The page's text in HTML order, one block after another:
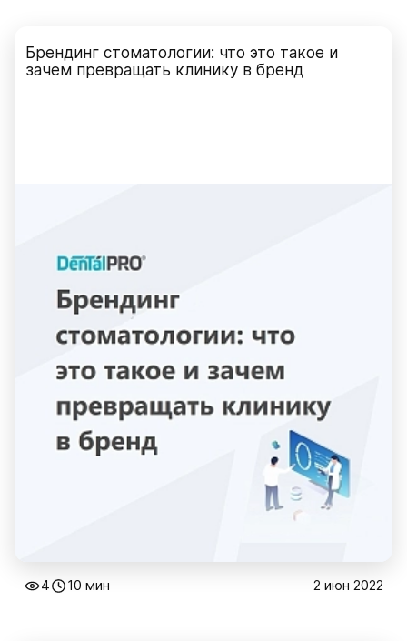
Брендинг стоматологии: что это такое и
зачем превращать клинику в бренд
4 10 мин 2 июн 2022